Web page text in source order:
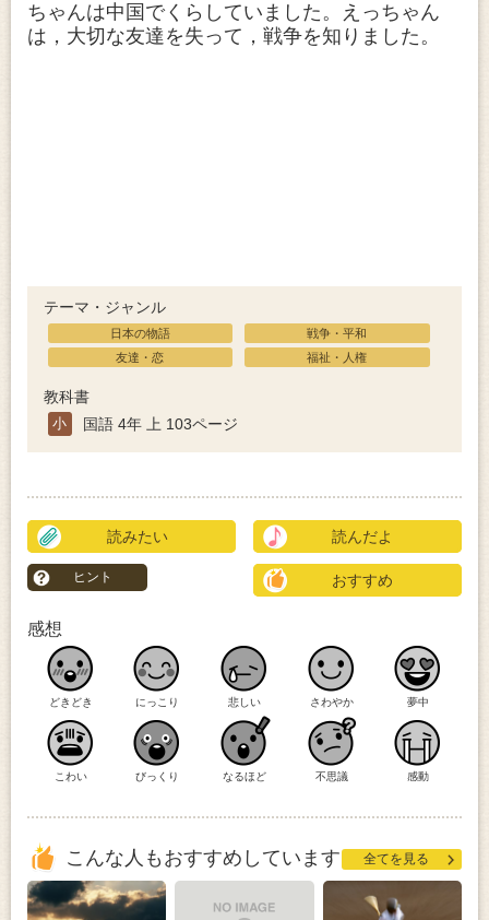
ちゃんは中国でくらしていました。えっちゃん
は，大切な友達を失って，戦争を知りました。
テーマ・ジャンル
日本の物語
戦争・平和
友達・恋
福祉・人権
教科書
小 国語 4年 上 103ページ
読みたい 読んだよ
ヒント おすすめ
感想
どきどき にっこり 悲しい さわやか 夢中
こわい びっくり なるほど 不思議 感動
こんな人もおすすめしています 全てを見る